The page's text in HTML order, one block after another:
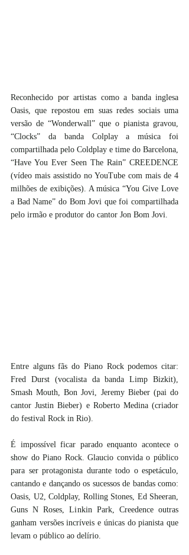
Reconhecido por artistas como a banda inglesa
Oasis, que repostou em suas redes sociais uma
versão de “Wonderwall” que o pianista gravou,
“Clocks” da banda Colplay a música foi
compartilhada pelo Coldplay e time do Barcelona,
“Have You Ever Seen The Rain” CREEDENCE
(vídeo mais assistido no YouTube com mais de 4
milhões de exibições). A música “You Give Love
a Bad Name” do Bom Jovi que foi compartilhada
pelo irmão e produtor do cantor Jon Bom Jovi.
Entre alguns fãs do Piano Rock podemos citar:
Fred Durst (vocalista da banda Limp Bizkit),
Smash Mouth, Bon Jovi, Jeremy Bieber (pai do
cantor Justin Bieber) e Roberto Medina (criador
do festival Rock in Rio).
É impossível ficar parado enquanto acontece o
show do Piano Rock. Glaucio convida o público
para ser protagonista durante todo o espetáculo,
cantando e dançando os sucessos de bandas como:
Oasis, U2, Coldplay, Rolling Stones, Ed Sheeran,
Guns N Roses, Linkin Park, Creedence outras
ganham versões incríveis e únicas do pianista que
levam o público ao delírio.